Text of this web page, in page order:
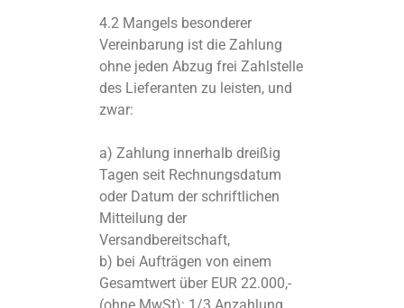
4.2 Mangels besonderer
Vereinbarung ist die Zahlung
ohne jeden Abzug frei Zahlstelle
des Lieferanten zu leisten, und
zwar:
a) Zahlung innerhalb dreißig
Tagen seit Rechnungsdatum
oder Datum der schriftlichen
Mitteilung der
Versandbereitschaft,
b) bei Aufträgen von einem
Gesamtwert über EUR 22.000,-